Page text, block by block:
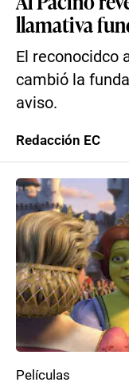
llamativa
El reconocidco
cambió la
aviso.
Redacción EC
Películas